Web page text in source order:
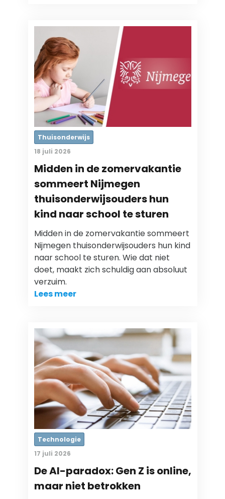
Thuisonderwijs
18 juli 2026
Midden in de zomervakantie
sommeert Nijmegen
thuisonderwijsouders hun
kind naar school te sturen
Midden in de zomervakantie sommeert
Nijmegen thuisonderwijsouders hun kind
naar school te sturen. Wie dat niet
doet, maakt zich schuldig aan absoluut
verzuim.
Lees meer
Technologie
17 juli 2026
De AI-paradox: Gen Z is online,
maar niet betrokken